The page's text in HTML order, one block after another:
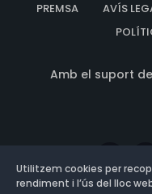
PREMSA
AVÍS
Amb el suport
Utilitzem cookies per
rendiment i l’ús del lloc